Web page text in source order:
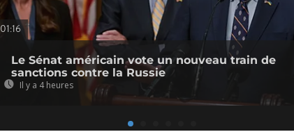
01:16
Le Sénat américain vote un nouveau train de
sanctions contre la Russie
Il y a 4 heures